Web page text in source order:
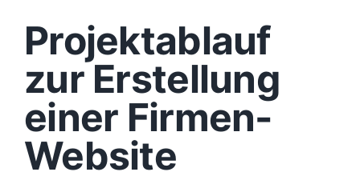
Projektablauf
zur Erstellung
einer Firmen-
Website